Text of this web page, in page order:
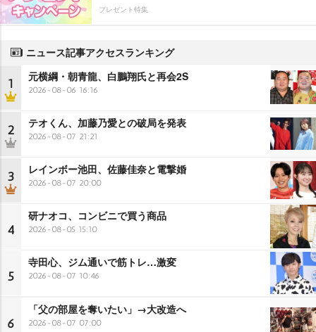
プレゼント特集
ニュース記事アクセスランキング
1 元横綱・朝青龍、白鵬翔氏と再会2S
2026-08-06 16:16
2 テオくん、加藤乃愛との破局を発表
2026-08-07 21:21
3 レインボー池田、佐藤佳奈と電撃婚
2026-08-07 20:00
4
研ナオコ、コンビニで買う商品
2026-08-05 15:10
5
寺田心、ジム通いで筋トレ…激変
2026-08-07 10:46
6
「父の部屋を奪いたい」→大改造へ
2026-08-07 07:00